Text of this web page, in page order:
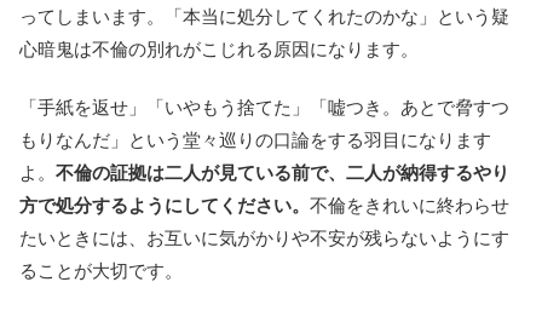
ってしまいます。「本当に処分してくれたのかな」という疑
心暗鬼は不倫の別れがこじれる原因になります。
「手紙を返せ」「いやもう捨てた」「嘘つき。あとで脅すつ
もりなんだ」という堂々巡りの口論をする羽目になります
よ。 不倫の証拠は二人が見ている前で、二人が納得するやり
方で処分するようにしてください。 不倫をきれいに終わらせ
たいときには、お互いに気がかりや不安が残らないようにす
ることが大切です。